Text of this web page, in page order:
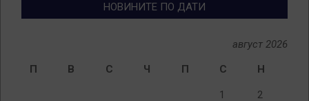
НОВИНИТЕ ПО ДАТИ
август 2026
П
В С Ч П С Н
1 2